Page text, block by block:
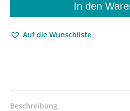
dem
Theater
mittelosteuropäischen
In den
Auf die Wunschliste
Beschreibung